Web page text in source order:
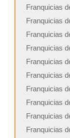
Franquicias
Franquicias
Franquicias
Franquicias
Franquicias
Franquicias
Franquicias
Franquicias
Franquicias
Franquicias